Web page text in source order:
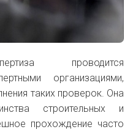
проводится
организациями,
таких проверок. Она
строительных и
прохождение часто